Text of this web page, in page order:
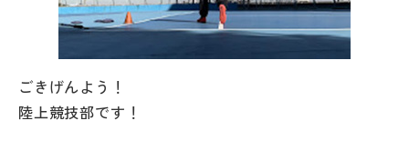
学校からのお知らせ
学校HP最新情報
ごきげんよう！
陸上競技部です！